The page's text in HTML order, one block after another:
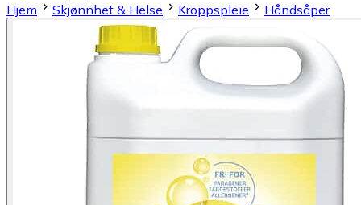
Hjem
Skjønnhet & Helse Kroppspleie Håndsåper